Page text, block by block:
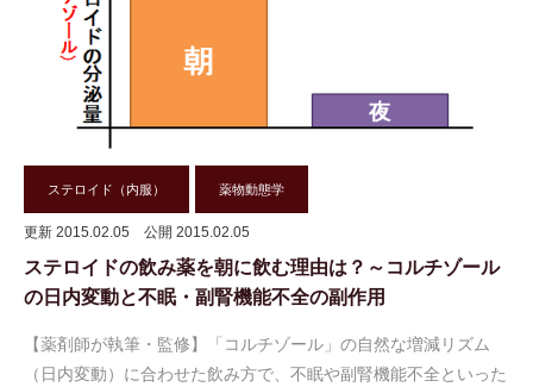
ステロイド（内服） 薬物動態学
更新 2015.02.05 公開 2015.02.05
ステロイドの飲み薬を朝に飲む理由は？～コルチゾール
の日内変動と不眠・副腎機能不全の副作用
【薬剤師が執筆・監修】「コルチゾール」の自然な増減リズム
（日内変動）に合わせた飲み方で、不眠や副腎機能不全といった